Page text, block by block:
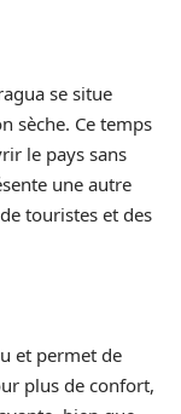
se situe
sèche. Ce temps
le pays sans
une autre
touristes et des
et permet de
plus de confort,